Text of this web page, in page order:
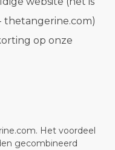
thetangerine.com)
op onze
Het voordeel
gecombineerd